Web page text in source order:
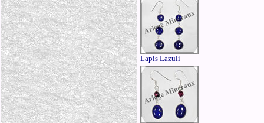
Lapis Lazuli